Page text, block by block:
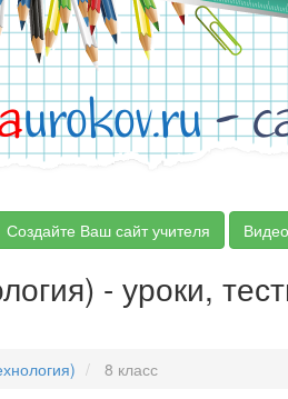
urokov.ru-
Создайте Ваш сайт учителя
- уроки,
8 класс